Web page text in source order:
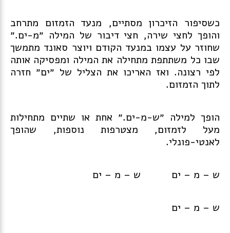
כשסיפור הזיכרון מסתיים, מנעד הזמזום מתרחב
והופך לחצי שירה, חצי דיבור של המילה ״מ-ים.״
שחוזר על עצמו במנעד הקודם ויוצר סאונד מתמשך
שבו כל משתתפת מתחילה את המילה ומפסיקה אותה
לפי רצונה. ואז האריכו את הצליל של ״ים״ חזרה
לתוך הזמזום.
הופך למילה ״ש-מ-ים.״ אחת או שתיים מתחילות
מעל לזמזום, מצטרפות נוספות, שהופך
לאנטי-פונלי.
ש – מ – ים ש – מ – ים
ש – מ – ים